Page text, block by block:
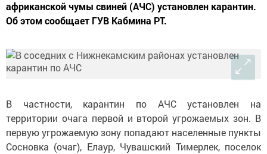
африканской чумы свиней (АЧС) установлен карантин.
Об этом сообщает ГУВ Кабмина РТ.
В частности, карантин по АЧС установлен на
территории очага первой и второй угрожаемых зон. В
первую угрожаемую зону попадают населенные пункты
Сосновка (очаг), Елаур, Чувашский Тимерлек, поселок